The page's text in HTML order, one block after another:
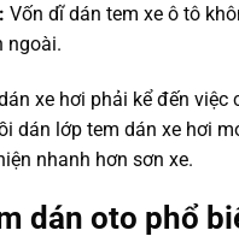
Vốn dĩ dán tem xe ô tô
ngoài.
xe hơi phải kể đến
dán lớp tem dán xe hơi
nhanh hơn sơn xe.
dán oto phổ